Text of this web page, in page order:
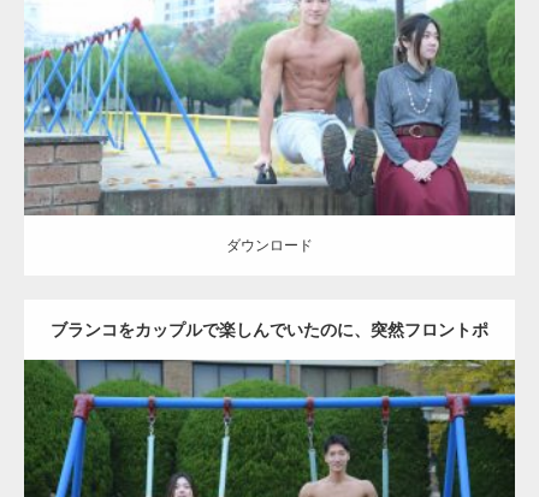
Category:公園のマッチョ その他 AKIHITO(細マッチョ) 腹筋
ダウンロード
ダウンロード
ブランコをカップルで楽しんでいたのに、突然フロントポ
ーズをするマッチョ
Update: 2021.07.6